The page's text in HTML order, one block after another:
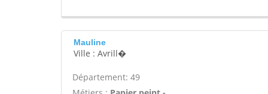
Mauline
Ville : Avrill�
Département: 49